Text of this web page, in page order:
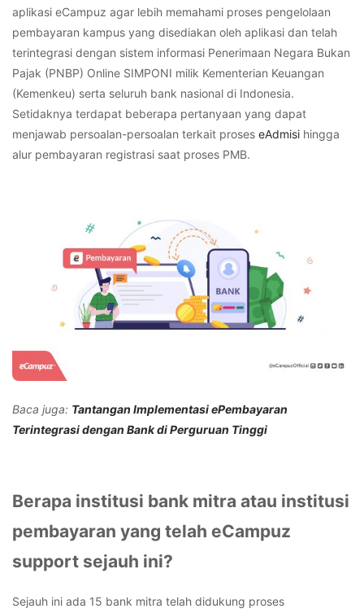
aplikasi eCampuz agar lebih memahami proses pengelolaan
pembayaran kampus yang disediakan oleh aplikasi dan telah
terintegrasi dengan sistem informasi Penerimaan Negara Bukan
Pajak (PNBP) Online SIMPONI milik Kementerian Keuangan
(Kemenkeu) serta seluruh bank nasional di Indonesia.
Setidaknya terdapat beberapa pertanyaan yang dapat
menjawab persoalan-persoalan terkait proses eAdmisi hingga
alur pembayaran registrasi saat proses PMB.
Baca juga: Tantangan Implementasi ePembayaran
Terintegrasi dengan Bank di Perguruan Tinggi
Berapa institusi bank mitra atau institusi
pembayaran yang telah eCampuz
support sejauh ini?
Sejauh ini ada 15 bank mitra telah didukung proses